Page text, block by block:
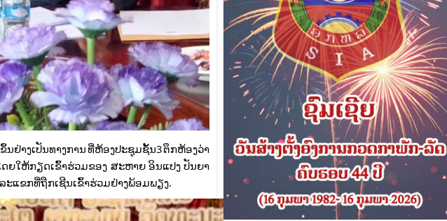
ຢ່າງເປັນທາງການ ທີ່ຫ້ອງປະຊຸມຊັ້ນ3 ຕຶກຫ້ອງວ່າ
ຍໃຫ້ກຽດເຂົ້າຮ່ວມຂອງ ສະຫາຍ ອິນແປງ ປັນຍາ
ະແຂກທີ່ຖືກເຊີນເຂົ້າຮ່ວມຢ່າງພ້ອມພຽງ.